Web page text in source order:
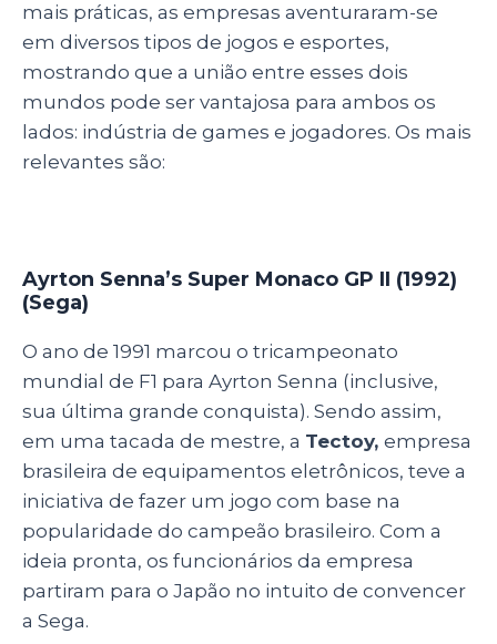
mais práticas, as empresas aventuraram-se
em diversos tipos de jogos e esportes,
mostrando que a união entre esses dois
mundos pode ser vantajosa para ambos os
lados: indústria de games e jogadores. Os mais
relevantes são:
Ayrton Senna’s Super Monaco GP II (1992)
(Sega)
O ano de 1991 marcou o tricampeonato
mundial de F1 para Ayrton Senna (inclusive,
sua última grande conquista). Sendo assim,
em uma tacada de mestre, a Tectoy, empresa
brasileira de equipamentos eletrônicos, teve a
iniciativa de fazer um jogo com base na
popularidade do campeão brasileiro. Com a
ideia pronta, os funcionários da empresa
partiram para o Japão no intuito de convencer
a Sega.